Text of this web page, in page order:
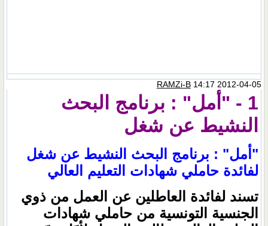
RAMZi-B14:17 2012-04-05
1 - "أمل" : برنامج البحث
النشيط عن شغل
"أمل" : برنامج البحث النشيط عن شغل
لفائدة حاملي شهادات التعليم العالي
تسند لفائدة العاطلين عن العمل من ذوي
الجنسية التونسية من حاملي شهادات